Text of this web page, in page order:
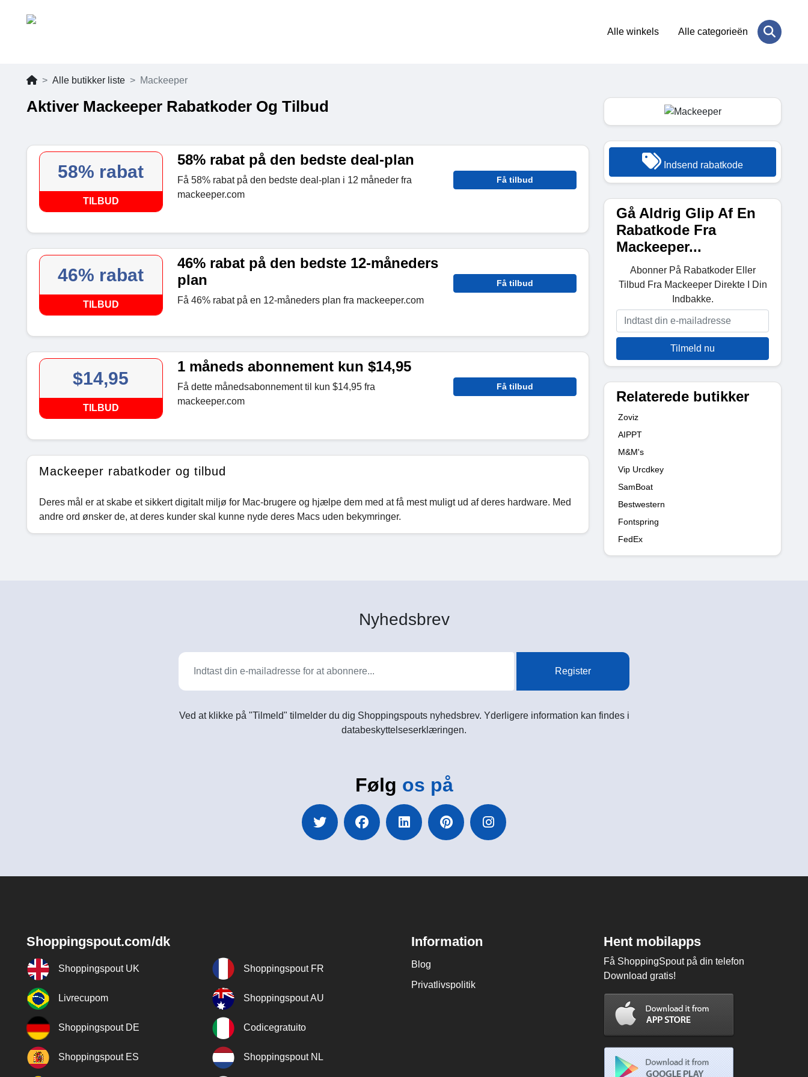
Alle winkels Alle categorieën
Alle butikker liste Mackeeper
Aktiver Mackeeper Rabatkoder Og Tilbud
58% rabat
TILBUD
58% rabat på den bedste deal-plan
Få 58% rabat på den bedste deal-plan i 12 måneder fra
mackeeper.com
Få tilbud
46% rabat
TILBUD
46% rabat på den bedste 12-måneders
plan
Få 46% rabat på en 12-måneders plan fra mackeeper.com
Få tilbud
$14,95
TILBUD
1 måneds abonnement kun $14,95
Få dette månedsabonnement til kun $14,95 fra
mackeeper.com
Få tilbud
Mackeeper rabatkoder og tilbud
Deres mål er at skabe et sikkert digitalt miljø for Mac-brugere og hjælpe dem med at få mest muligt ud af deres hardware. Med
andre ord ønsker de, at deres kunder skal kunne nyde deres Macs uden bekymringer.
Indsend rabatkode
Gå Aldrig Glip Af En
Rabatkode Fra
Mackeeper...
Abonner På Rabatkoder Eller
Tilbud Fra Mackeeper Direkte I Din
Indbakke.
Tilmeld nu
Relaterede butikker
Zoviz
AIPPT
M&M's
Vip Urcdkey
SamBoat
Bestwestern
Fontspring
FedEx
Nyhedsbrev
Register
Ved at klikke på "Tilmeld" tilmelder du dig Shoppingspouts nyhedsbrev. Yderligere information kan findes i
databeskyttelseserklæringen.
Følg os på
Shoppingspout.com/dk
Shoppingspout UK Shoppingspout FR
Livrecupom Shoppingspout AU
Shoppingspout DE Codicegratuito
Shoppingspout ES Shoppingspout NL
Information
Blog
Privatlivspolitik
Hent mobilapps
Få ShoppingSpout på din telefon
Download gratis!